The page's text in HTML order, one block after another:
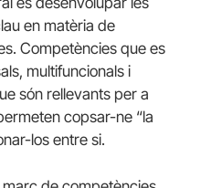
en matèria de
Competències que es
multifuncionals i
són rellevants per a
copsar-ne “la
los entre si.